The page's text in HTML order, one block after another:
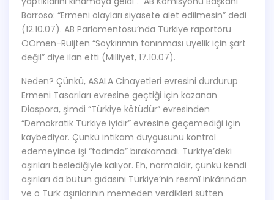
Barroso: “Ermeni olayları siyasete alet edilmesin” dedi
(12.10.07). AB Parlamentosu’nda Türkiye raportörü
OOmen-Ruijten “Soykırımın tanınması üyelik için şart
değil” diye ilan etti (Milliyet, 17.10.07).
Neden? Çünkü, ASALA Cinayetleri evresini durdurup
Ermeni Tasarıları evresine geçtiği için kazanan
Diaspora, şimdi “Türkiye kötüdür” evresinden
“Demokratik Türkiye iyidir” evresine geçemediği için
kaybediyor. Çünkü intikam duygusunu kontrol
edemeyince işi “tadında” bırakamadı. Türkiye’deki
aşırıları beslediğiyle kalıyor. Eh, normaldir, çünkü kendi
aşırıları da bütün gıdasını Türkiye’nin resmî inkârından
ve o Türk aşırılarının memeden verdikleri sütten